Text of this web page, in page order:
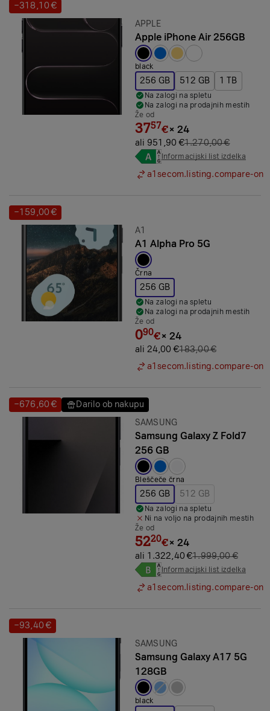
Prihranek:
−318,10 €
Znamka:
APPLE
Apple iPhone Air 256GB
Izbrana barva:
black
256 GB 512 GB 1 TB
Na zalogi na spletu
Na zalogi na prodajnih mestih
Že od
3757€× 24
ali 951,90 €1.270,00 €
Informacijski list izdelka
a1secom.listing.compare-on
Prihranek:
−159,00 €
Znamka:
A1
A1 Alpha Pro 5G
Izbrana barva:
Črna
256 GB
Na zalogi na spletu
Na zalogi na prodajnih mestih
Že od
090€× 24
ali 24,00 €183,00 €
a1secom.listing.compare-on
Prihranek:
−676,60 € Prihranek:
Darilo ob nakupu
Znamka:
SAMSUNG
Samsung Galaxy Z Fold7
256 GB
Izbrana barva:
Bleščeče črna
256 GB 512 GB
Na zalogi na spletu
Ni na voljo na prodajnih mestih
Že od
5220€× 24
ali 1.322,40 €1.999,00 €
Informacijski list izdelka
a1secom.listing.compare-on
Prihranek:
−93,40 €
Znamka:
SAMSUNG
Samsung Galaxy A17 5G
128GB
Izbrana barva:
black